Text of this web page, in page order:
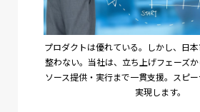
プロダクトは優れている。しかし、日
整わない。当社は、立ち上げフェーズ
ソース提供・実行まで一貫支援。スピ
実現します。